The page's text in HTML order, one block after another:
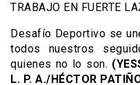
TRABAJO EN FUERTE
Desafío Deportivo se
todos nuestros
quienes no lo son.
L. P. A./HÉCTOR